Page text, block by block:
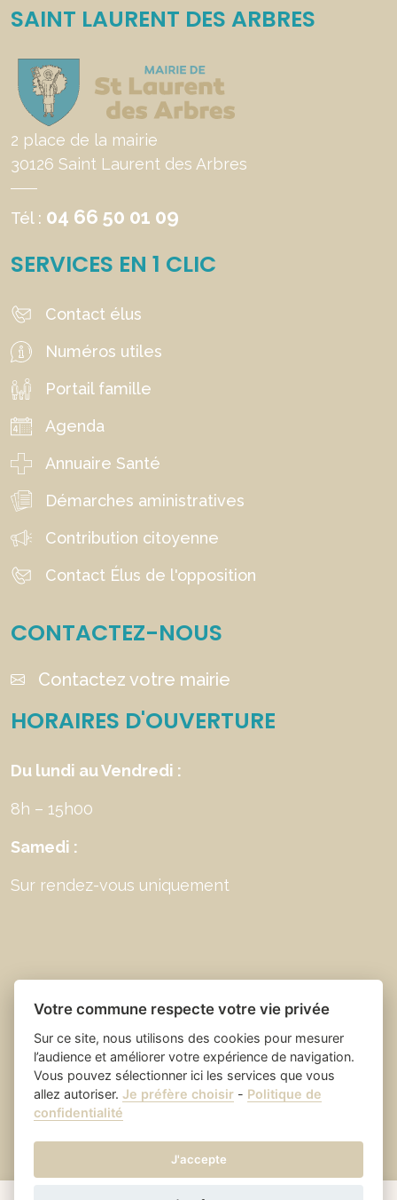
SAINT LAURENT DES ARBRES
2 place de la mairie
30126 Saint Laurent des Arbres
Tél : 04 66 50 01 09
SERVICES EN 1 CLIC
Contact élus
Numéros utiles
Portail famille
Agenda
Annuaire Santé
Démarches aministratives
Contribution citoyenne
Contact Élus de l'opposition
CONTACTEZ-NOUS
Contactez votre mairie
HORAIRES D'OUVERTURE
Du lundi au Vendredi :
8h – 15h00
Samedi :
Sur rendez-vous uniquement
Place du village la solution web
et appli des collectivités
- Saint Laurent
Mentions légales-- Gestion des cookies
Votre commune respecte votre vie privée
Sur ce site, nous utilisons des cookies pour mesurer
l’audience et améliorer votre expérience de navigation.
Vous pouvez sélectionner ici les services que vous
allez autoriser.Je préfère choisir - Politique de
confidentialité
J'accepte